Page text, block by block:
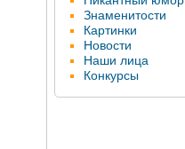
Знаменитости
Картинки
Новости
Наши лица
Конкурсы